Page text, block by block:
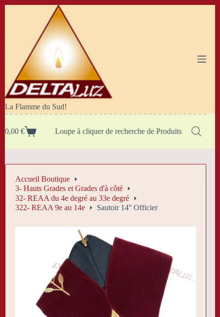
La Flamme du Sud!
Panier
0,00 € Loupe à cliquer de recherche de Produits
Accueil Boutique
3- Hauts Grades et Grades d'à côté
32- REAA du 4e degré au 33e degré
322- REAA 9e au 14e
Sautoir 14° Officier